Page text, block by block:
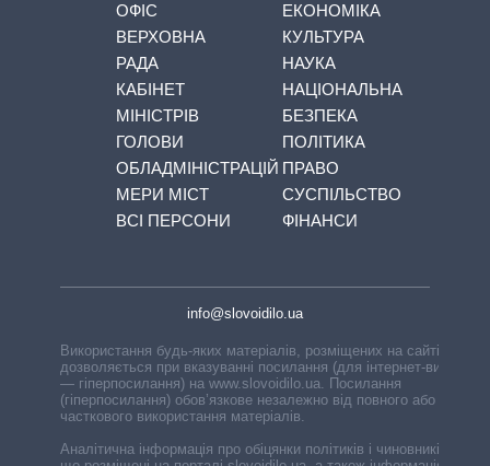
ОФІС
ВЕРХОВНА
РАДА
КАБІНЕТ
МІНІСТРІВ
ГОЛОВИ
ОБЛАДМІНІСТРАЦІЙ
МЕРИ МІСТ
ВСІ ПЕРСОНИ
ЕКОНОМІКА
КУЛЬТУРА
НАУКА
НАЦІОНАЛЬНА
БЕЗПЕКА
ПОЛІТИКА
ПРАВО
СУСПІЛЬСТВО
ФІНАНСИ
info@slovoidilo.ua
Використання будь-яких матеріалів, розміщених на сайті,
дозволяється при вказуванні посилання (для інтернет-видань
— гіперпосилання) на www.slovoidilo.ua. Посилання
(гіперпосилання) обов’язкове незалежно від повного або
часткового використання матеріалів.
Аналітична інформація про обіцянки політиків і чиновників,